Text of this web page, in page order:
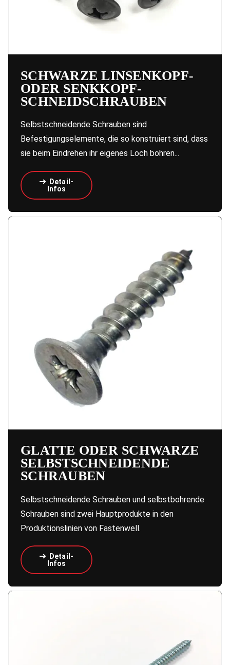
SCHWARZE LINSENKOPF-
ODER SENKKOPF-
SCHNEIDSCHRAUBEN
Selbstschneidende Schrauben sind
Befestigungselemente, die so konstruiert sind, dass
sie beim Eindrehen ihr eigenes Loch bohren...
Detail-
Infos
GLATTE ODER SCHWARZE
SELBSTSCHNEIDENDE
SCHRAUBEN
Selbstschneidende Schrauben und selbstbohrende
Schrauben sind zwei Hauptprodukte in den
Produktionslinien von Fastenwell.
Detail-
Infos